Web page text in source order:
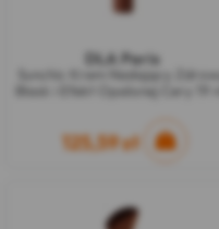
DLA Paris
Sunchic Krem Nadający Zdrowy
125,59 zł